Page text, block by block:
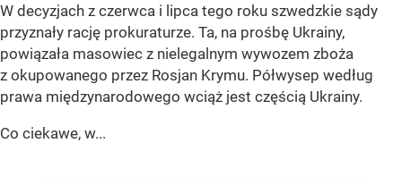
W decyzjach z czerwca i lipca tego roku szwedzkie sądy
przyznały rację prokuraturze. Ta, na prośbę Ukrainy,
powiązała masowiec z nielegalnym wywozem zboża
z okupowanego przez Rosjan Krymu. Półwysep według
prawa międzynarodowego wciąż jest częścią Ukrainy.
Co ciekawe, w...